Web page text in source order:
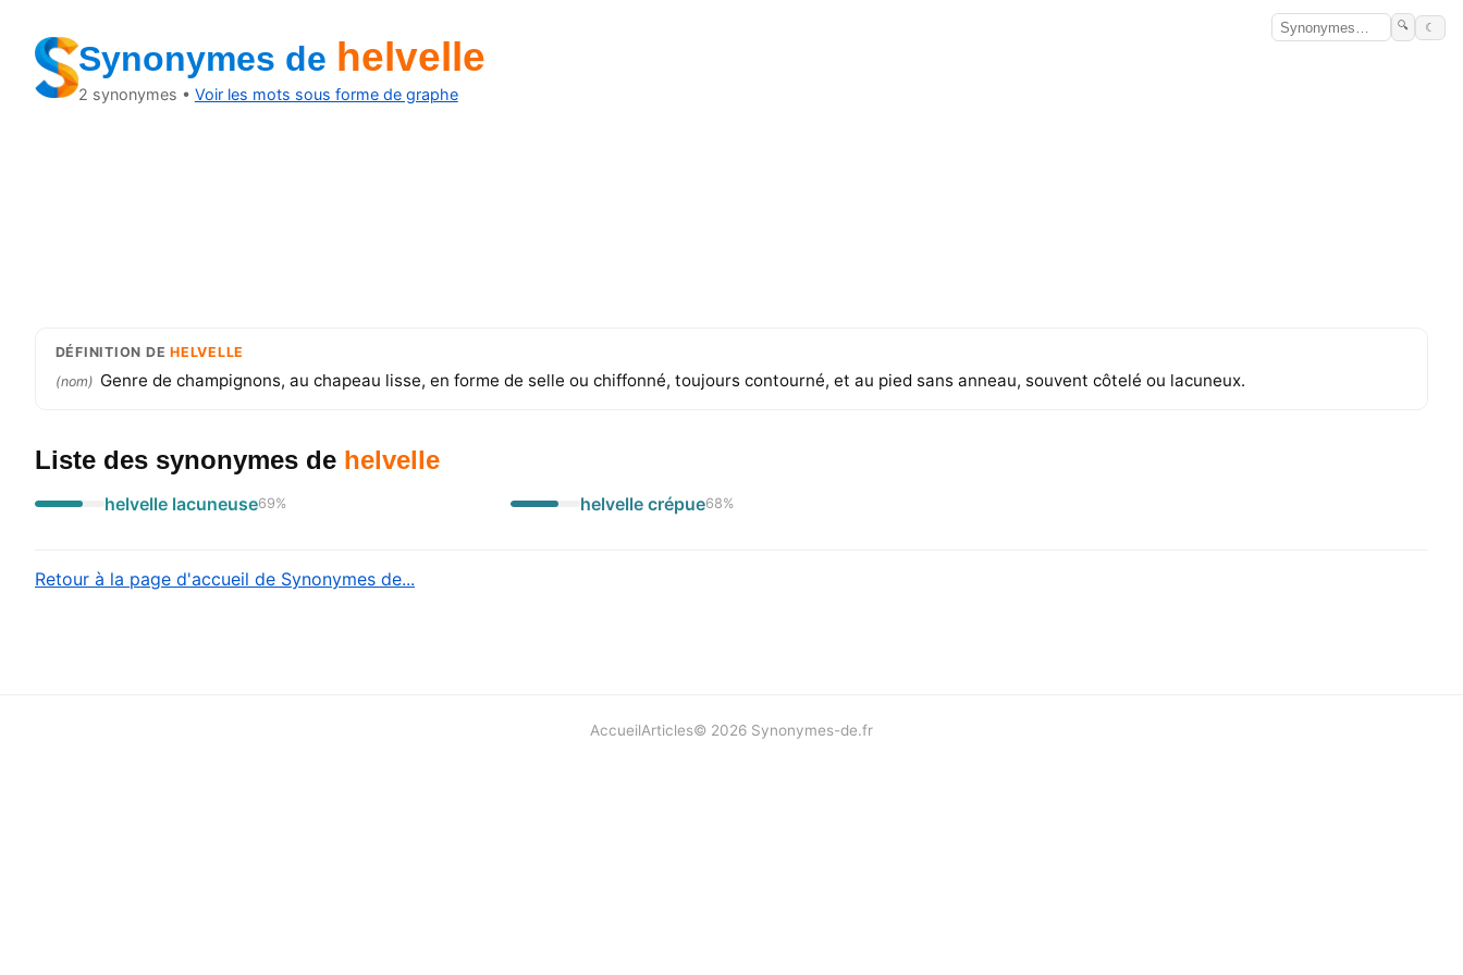
🔍 ☾
Synonymes de helvelle
2 synonymes • Voir les mots sous forme de graphe
DÉFINITION DEHELVELLE
(nom) Genre de champignons, au chapeau lisse, en forme de selle ou chiffonné, toujours contourné, et au pied sans anneau, souvent côtelé ou lacuneux.
Liste des synonymes de helvelle
helvelle lacuneuse69% helvelle crépue68%
Retour à la page d'accueil de Synonymes de...
AccueilArticles© 2026 Synonymes-de.fr